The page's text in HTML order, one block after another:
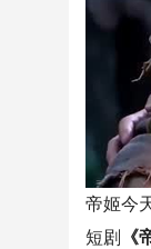
帝姬今
短剧
《